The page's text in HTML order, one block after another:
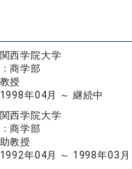
関西学院大学
商学部
教授
1998年04月 ～ 継続中
関西学院大学
商学部
助教授
1992年04月 ～ 1998年03月